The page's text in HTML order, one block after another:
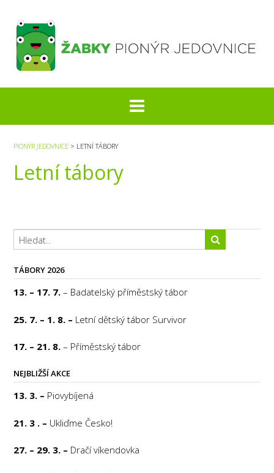
c
t
PIONÝR JEDOVNICE > LETNÍ TÁBORY
Letní tábory
TÁBORY 2026
13. – 17. 7. – Badatelský příměstský tábor
25. 7. – 1. 8. – Letní dětský tábor Survivor
17. – 21. 8. – Příměstský tábor
NEJBLIŽŠÍ AKCE
13. 3. – Piovybíjená
21. 3 . – Ukliďme Česko!
27. – 29. 3. – Dračí víkendovka